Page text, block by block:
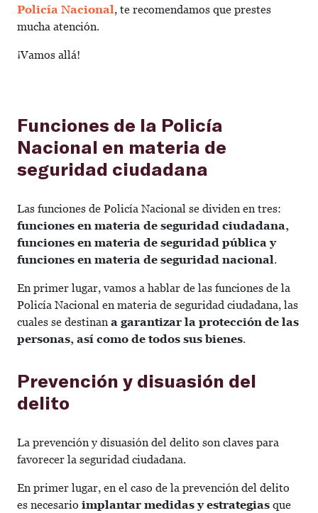
Policía Nacional, te recomendamos que prestes
mucha atención.
¡Vamos allá!
Funciones de la Policía
Nacional en materia de
seguridad ciudadana
Las funciones de Policía Nacional se dividen en tres:
funciones en materia de seguridad ciudadana,
funciones en materia de seguridad pública y
funciones en materia de seguridad nacional.
En primer lugar, vamos a hablar de las funciones de la
Policía Nacional en materia de seguridad ciudadana, las
cuales se destinan a garantizar la protección de las
personas, así como de todos sus bienes.
Prevención y disuasión del
delito
La prevención y disuasión del delito son claves para
favorecer la seguridad ciudadana.
En primer lugar, en el caso de la prevención del delito
es necesario implantar medidas y estrategias que